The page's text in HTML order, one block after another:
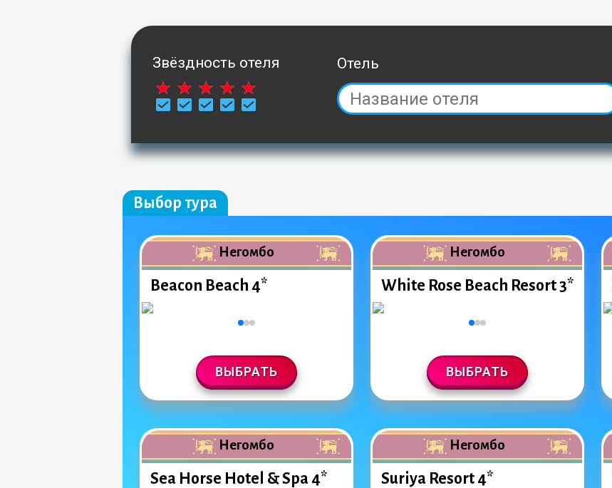
Звёздность отеля Отель
Выбор тура
Негомбо
Beacon Beach 4*
ВЫБРАТЬ
Негомбо
White Rose Beach Resort 3*
ВЫБРАТЬ
Негомбо
Sea Horse Hotel & Spa 4*
Негомбо
Suriya Resort 4*